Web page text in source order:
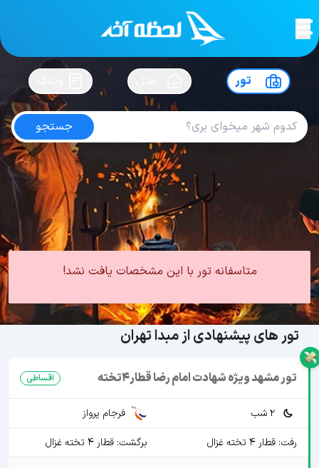
لحظه آخرسفرت رو بساز !
تور
جستجو
تور مشهد از کرج
4.7 از5| از102 کاربر
لحظه آخر تور داخلی تور مشهد تور مشهد از کرج
متاسفانه تور با این مشخصات یافت نشد!
تور های پیشنهادی از مبدا تهران
تور مشهد ویژه شهادت امام رضا قطار4تخته اقساطی
2 شب
فرجام پرواز
رفت: قطار 4 تخته غزال
برگشت: قطار 4 تخته غزال